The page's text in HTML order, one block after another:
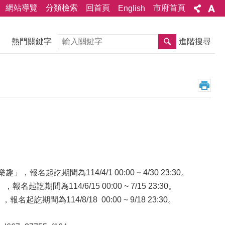
網站導覽 分類檢索 回首頁 English 市府首頁
熱門關鍵字 搜尋 進階搜尋
」，報名起訖期間為114/4/1 00:00 ~ 4/30 23:30。
報名起訖期間為114/6/15 00:00 ~ 7/15 23:30。
報名起訖期間為114/8/18 00:00 ~ 9/18 23:30。